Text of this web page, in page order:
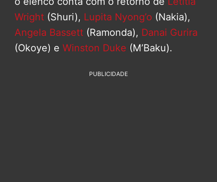
Wright (Shuri), Lupita Nyong’o (Nakia),
Angela Bassett (Ramonda), Danai Gurira
(Okoye) e Winston Duke (M’Baku).
PUBLICIDADE